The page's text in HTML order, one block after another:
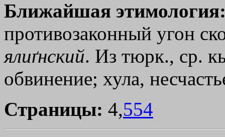
Ближайшая
противозаконный угон
ялиґнский. Из тюрк., ср.
обвинение; хула,
Страницы: 4,554